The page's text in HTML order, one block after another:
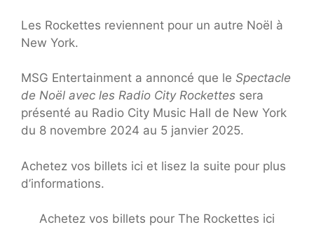
Les Rockettes reviennent pour un autre Noël à
New York.
MSG Entertainment a annoncé que le Spectacle
de Noël avec les Radio City Rockettes sera
présenté au Radio City Music Hall de New York
du 8 novembre 2024 au 5 janvier 2025.
Achetez vos billets ici et lisez la suite pour plus
d’informations.
Achetez vos billets pour The Rockettes ici